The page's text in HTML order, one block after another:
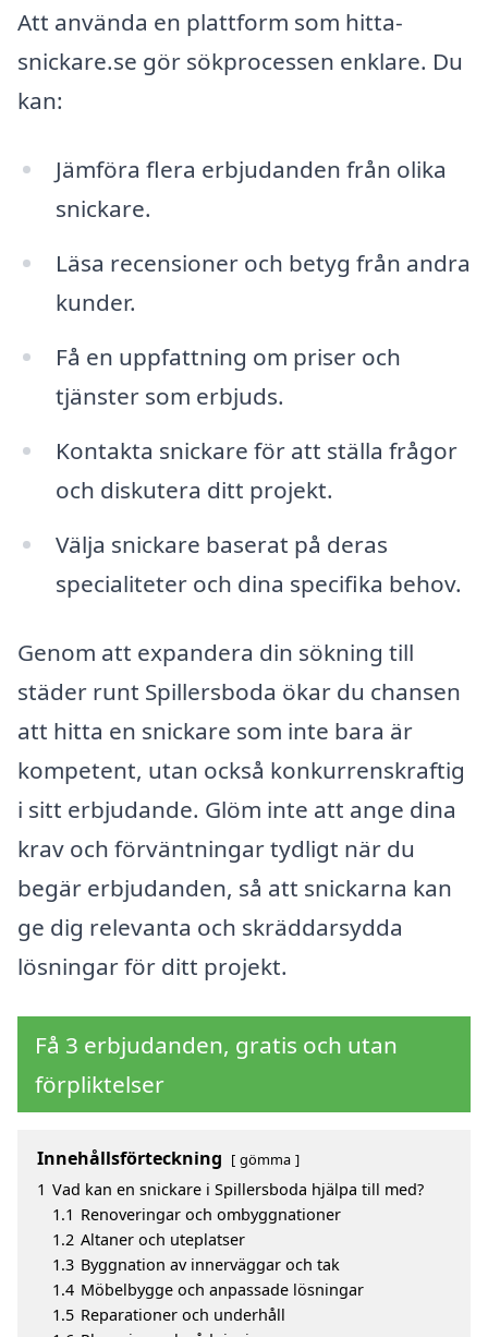
Att använda en plattform som hitta-
snickare.se gör sökprocessen enklare. Du
kan:
Jämföra flera erbjudanden från olika
snickare.
Läsa recensioner och betyg från andra
kunder.
Få en uppfattning om priser och
tjänster som erbjuds.
Kontakta snickare för att ställa frågor
och diskutera ditt projekt.
Välja snickare baserat på deras
specialiteter och dina specifika behov.
Genom att expandera din sökning till
städer runt Spillersboda ökar du chansen
att hitta en snickare som inte bara är
kompetent, utan också konkurrenskraftig
i sitt erbjudande. Glöm inte att ange dina
krav och förväntningar tydligt när du
begär erbjudanden, så att snickarna kan
ge dig relevanta och skräddarsydda
lösningar för ditt projekt.
Få 3 erbjudanden, gratis och utan
förpliktelser
Innehållsförteckning gömma
1 Vad kan en snickare i Spillersboda hjälpa till med?
1.1 Renoveringar och ombyggnationer
1.2 Altaner och uteplatser
1.3 Byggnation av innerväggar och tak
1.4 Möbelbygge och anpassade lösningar
1.5 Reparationer och underhåll